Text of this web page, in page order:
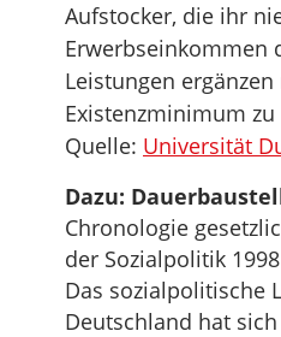
Aufstocker, die ihr
Erwerbseinkommen
Leistungen
Existenzminimum
Quelle: Universität
Dazu:
Chronologie
der Sozialpolitik
Das sozialpolitische
Deutschland hat